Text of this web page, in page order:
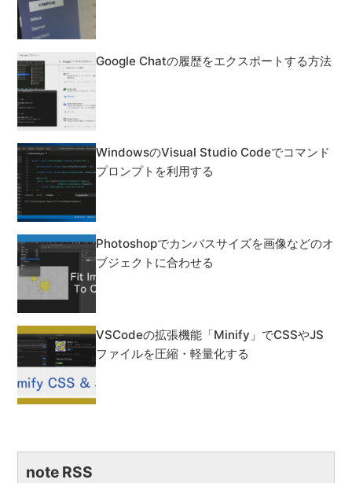
Google Chatの履歴をエクスポートする方法
WindowsのVisual Studio Codeでコマンド
プロンプトを利用する
Photoshopでカンバスサイズを画像などのオ
ブジェクトに合わせる
VSCodeの拡張機能「Minify」でCSSやJS
ファイルを圧縮・軽量化する
note RSS